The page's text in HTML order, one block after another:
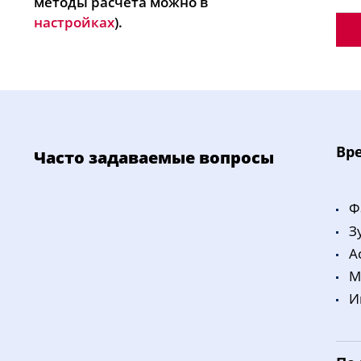
настройках).
Часто задаваемые вопросы